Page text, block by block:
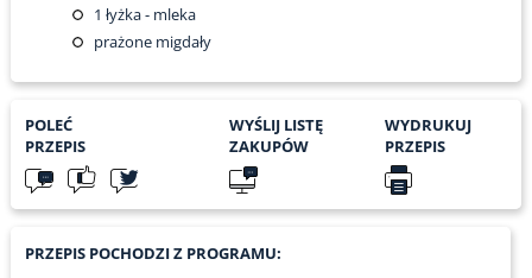
1 łyżka - mleka
prażone migdały
POLEĆ
PRZEPIS
WYŚLIJ LISTĘ
ZAKUPÓW
WYDRUKUJ
PRZEPIS
PRZEPIS POCHODZI Z PROGRAMU: